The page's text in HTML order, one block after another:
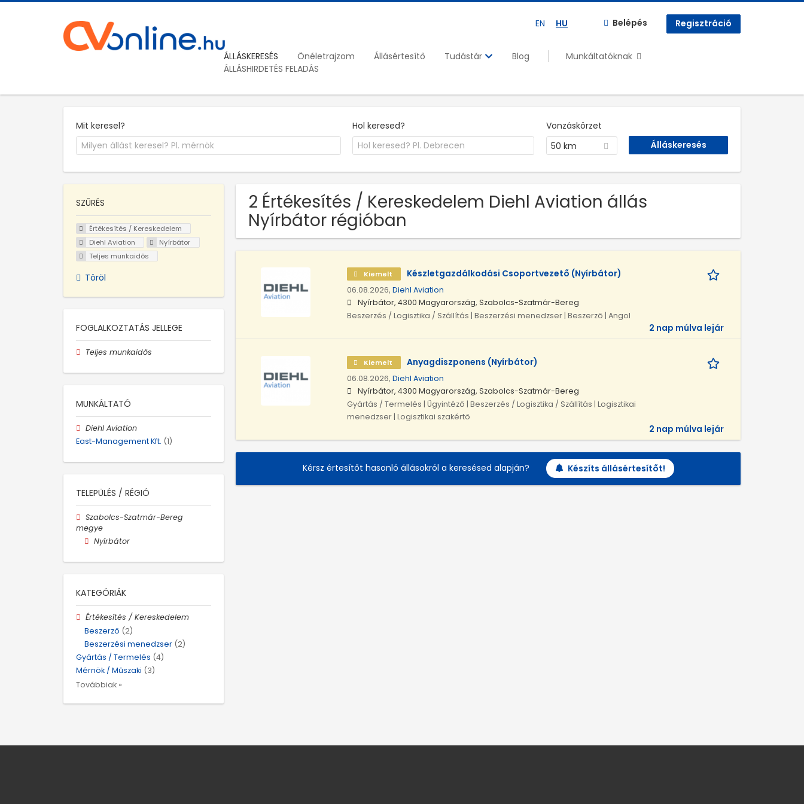
EN HU Belépés Regisztráció
ÁLLÁSKERESÉS Önéletrajzom Állásértesítő Tudástár Blog
Munkáltatóknak
ÁLLÁSHIRDETÉS FELADÁS
Mit keresel? Hol keresed?
Vonzáskörzet
50 km
2 Értékesítés / Kereskedelem Diehl Aviation állás
Nyírbátor régióban
Kiemelt Készletgazdálkodási Csoportvezető (Nyírbátor)
06.08.2026, Diehl Aviation
Nyírbátor, 4300 Magyarország, Szabolcs-Szatmár-Bereg
Beszerzés / Logisztika / Szállítás | Beszerzési menedzser | Beszerző | Angol
2 nap múlva lejár
Kiemelt Anyagdiszponens (Nyírbátor)
06.08.2026, Diehl Aviation
Nyírbátor, 4300 Magyarország, Szabolcs-Szatmár-Bereg
Gyártás / Termelés | Ügyintéző | Beszerzés / Logisztika / Szállítás | Logisztikai
menedzser | Logisztikai szakértő
2 nap múlva lejár
Kérsz értesítőt hasonló állásokról a keresésed alapján? Készíts állásértesítőt!
SZŰRÉS
Értékesítés / Kereskedelem
Diehl Aviation
Nyírbátor
Teljes munkaidős
Töröl
FOGLALKOZTATÁS JELLEGE
Teljes munkaidős
MUNKÁLTATÓ
Diehl Aviation
East-Management Kft. (1)
TELEPÜLÉS / RÉGIÓ
Szabolcs-Szatmár-Bereg
megye
Nyírbátor
KATEGÓRIÁK
Értékesítés / Kereskedelem
Beszerző (2)
Beszerzési menedzser (2)
Gyártás / Termelés (4)
Mérnök / Műszaki (3)
Továbbiak »